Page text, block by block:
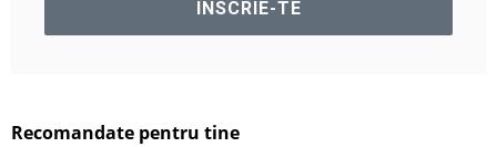
Recomandate pentru tine